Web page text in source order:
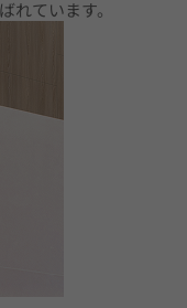
れています。